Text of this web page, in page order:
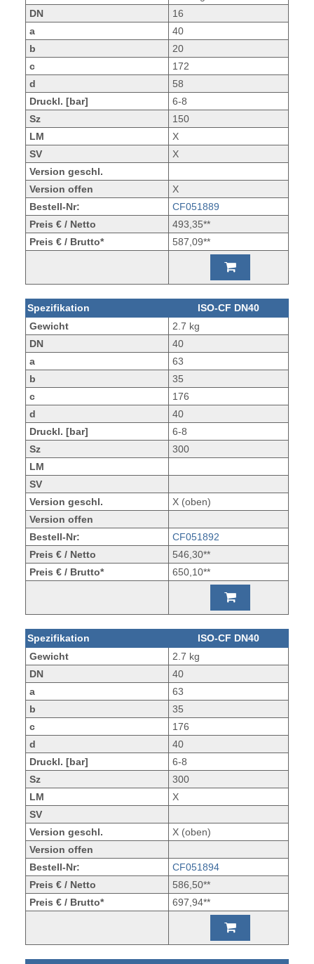
DN
16
a
40
b
20
c
172
d
58
Druckl. [bar]
6-8
Sz
150
LM
X
SV
X
Version geschl.
Version offen
X
Bestell-Nr:
CF051889
Preis € / Netto
493,35**
Preis € / Brutto*
587,09**
Spezifikation
ISO-CF DN40
Gewicht
2.7 kg
DN
40
a
63
b
35
c
176
d
40
Druckl. [bar]
6-8
Sz
300
LM
SV
Version geschl.
X (oben)
Version offen
Bestell-Nr:
CF051892
Preis € / Netto
546,30**
Preis € / Brutto*
650,10**
Spezifikation
ISO-CF DN40
Gewicht
2.7 kg
DN
40
a
63
b
35
c
176
d
40
Druckl. [bar]
6-8
Sz
300
LM
X
SV
Version geschl.
X (oben)
Version offen
Bestell-Nr:
CF051894
Preis € / Netto
586,50**
Preis € / Brutto*
697,94**